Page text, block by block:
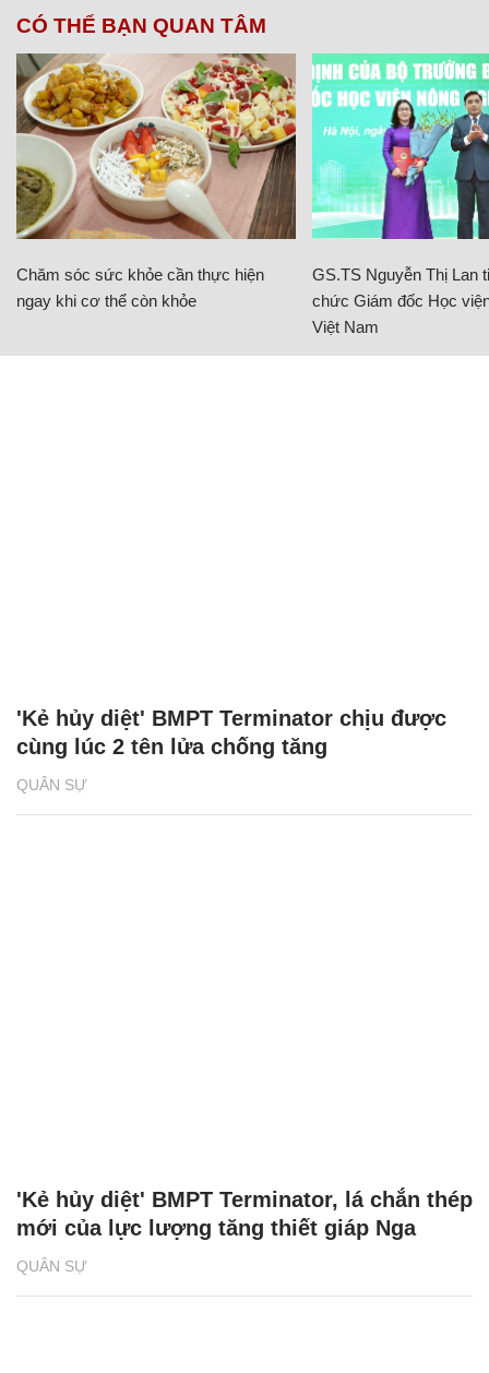
CÓ THỂ BẠN QUAN TÂM
Chăm sóc sức khỏe cần thực hiện
ngay khi cơ thể còn khỏe
GS.TS Nguyễn Thị Lan
chức Giám đốc Học
Việt Nam
QUÂN SỰ
'Kẻ hủy diệt' BMPT Terminator chịu được
cùng lúc 2 tên lửa chống tăng
QUÂN SỰ
'Kẻ hủy diệt' BMPT Terminator, lá chắn thép
mới của lực lượng tăng thiết giáp Nga